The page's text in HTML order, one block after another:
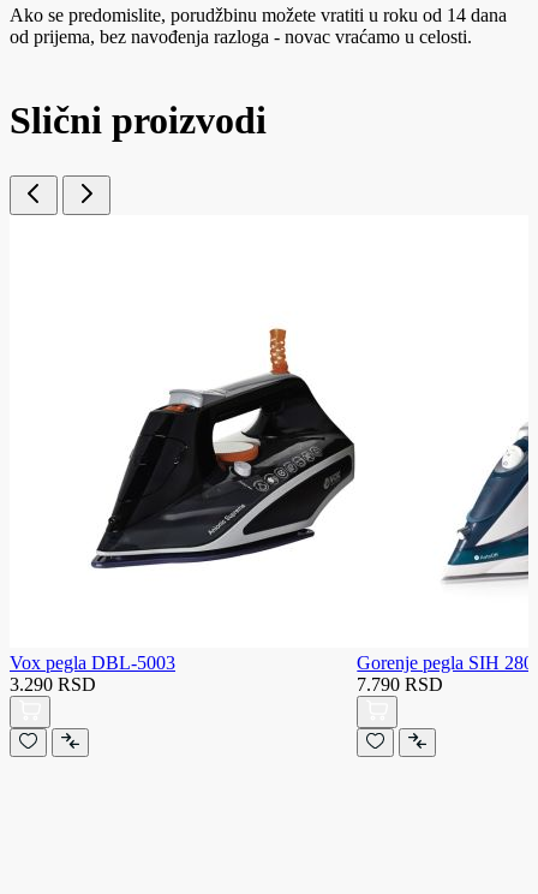
Ako se predomislite, porudžbinu možete vratiti u roku od 14 dana
od prijema, bez navođenja razloga - novac vraćamo u celosti.
Slični proizvodi
Vox pegla DBL-5003
3.290 RSD
Gorenje pegla SIH
7.790 RSD